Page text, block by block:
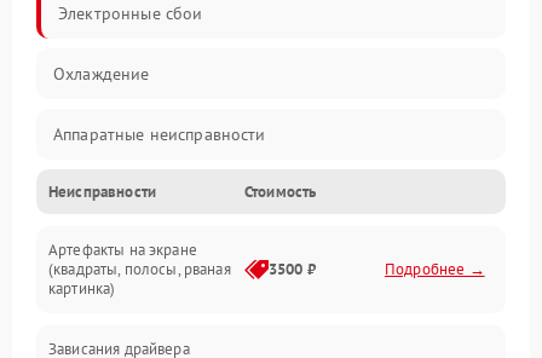
Электронные сбои
Охлаждение
Аппаратные неисправности
Перегрев и термопроблемы
Видео
Неисправности Стоимость
Артефакты на экране
(квадраты, полосы, рваная
картинка)
3500 ₽ Подробнее →
Зависания драйвера